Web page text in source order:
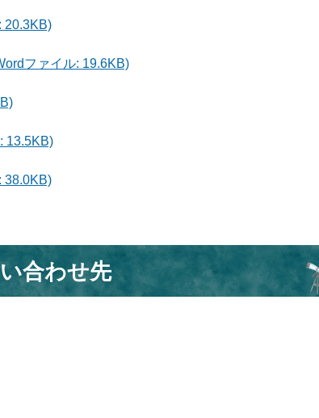
20.3KB)
ファイル: 19.6KB)
13.5KB)
38.0KB)
合わせ先